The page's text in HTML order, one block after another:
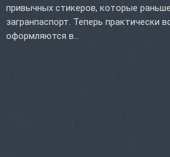
привычных стикеров, которые
загранпаспорт. Теперь практически
оформляются в...